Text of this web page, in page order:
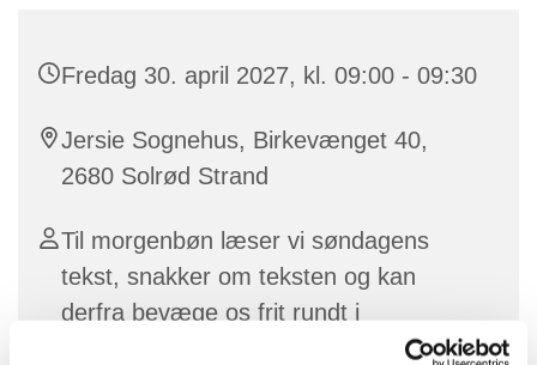
Fredag 30. april 2027, kl. 09:00 - 09:30
Jersie Sognehus, Birkevænget 40,
2680 Solrød Strand
Til morgenbøn læser vi søndagens
tekst, snakker om teksten og kan
derfra bevæge os frit rundt i
hverdagens emner og tanker. Vi byder